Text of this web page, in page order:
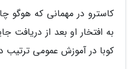
کاسترو در مهمانی که هوگو
به افتخار او بعد از دریافت
کوبا در آموزش عمومی ترتیب داده